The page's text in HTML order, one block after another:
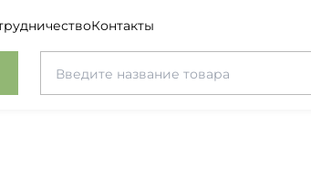
Контакты